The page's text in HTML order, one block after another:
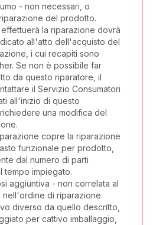
- non necessari, o
del prodotto.
la riparazione dovrà
all'atto dell'acquisto del
i cui recapiti sono
Se non è possibile far
da questo riparatore, il
il Servizio Consumatori
all'inizio di questo
una modifica del
copre la riparazione
funzionale per prodotto,
dal numero di parti
tempo impiegato.
aggiuntiva - non correlata al
nell'ordine di riparazione
diverso da quello descritto,
per cattivo imballaggio,